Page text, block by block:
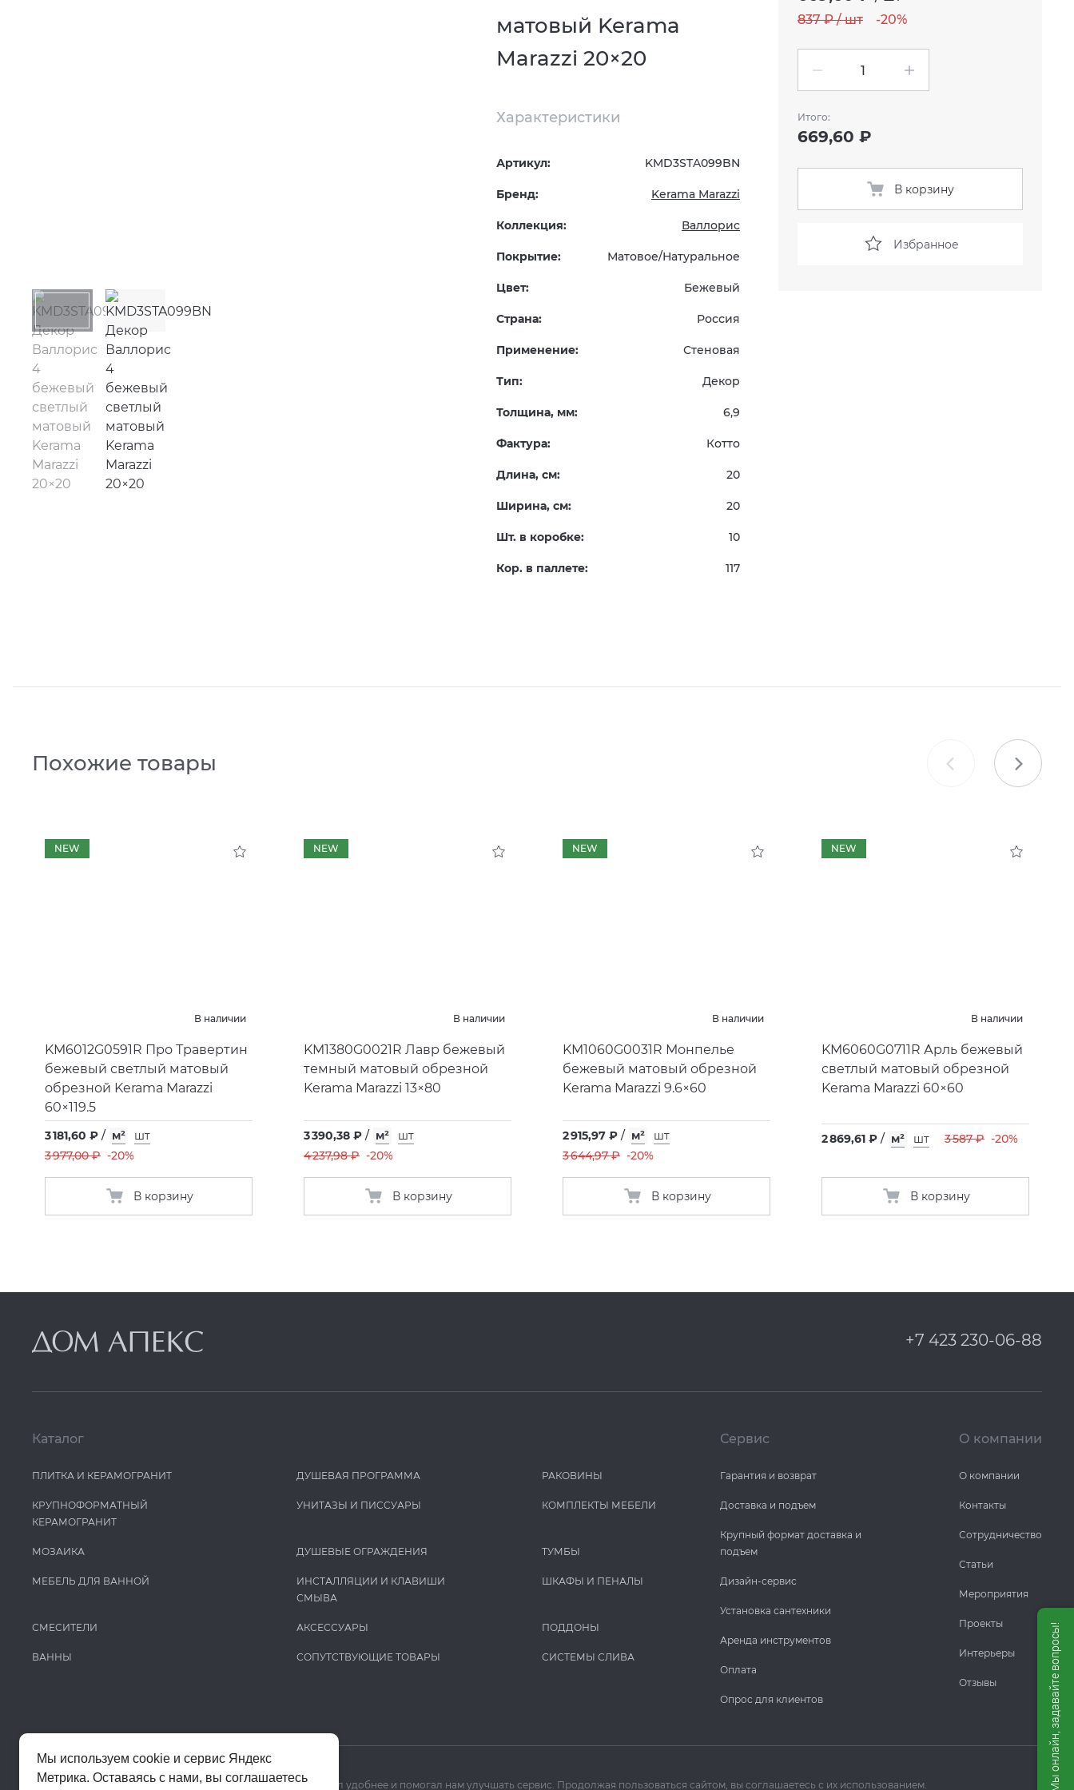
матовый Kerama
Marazzi 20×20
Характеристики
Артикул: KMD3STA099BN
Бренд: Kerama Marazzi
Коллекция: Валлорис
Покрытие: Матовое/Натуральное
Цвет: Бежевый
Страна: Россия
Применение: Стеновая
Тип: Декор
Толщина, мм: 6,9
Фактура: Котто
Длина, см: 20
Ширина, см: 20
Шт. в коробке: 10
Кор. в паллете: 117
837 ₽ / шт
-20%
Итого:
669,60 ₽
В корзину
Избранное
Похожие товары
NEW
В наличии
KM6012G0591R Про Травертин
бежевый светлый матовый
обрезной Kerama Marazzi
60×119.5
3 181,60 ₽ / м²
шт
3 977,00 ₽ -20%
В корзину
NEW
В наличии
KM1380G0021R Лавр бежевый
темный матовый обрезной
Kerama Marazzi 13×80
3 390,38 ₽ / м²
шт
4 237,98 ₽ -20%
В корзину
NEW
В наличии
KM1060G0031R Монпелье
бежевый матовый обрезной
Kerama Marazzi 9.6×60
2 915,97 ₽ / м²
шт
3 644,97 ₽ -20%
В корзину
NEW
В наличии
KM6060G0711R Арль бежевый
светлый матовый обрезной
Kerama Marazzi 60×60
2 869,61 ₽ / м² шт 3 587 ₽ -20%
В корзину
+7 423 230-06-88
Каталог
ПЛИТКА И КЕРАМОГРАНИТ
КРУПНОФОРМАТНЫЙ
КЕРАМОГРАНИТ
МОЗАИКА
МЕБЕЛЬ ДЛЯ ВАННОЙ
СМЕСИТЕЛИ
ВАННЫ
ДУШЕВАЯ ПРОГРАММА
УНИТАЗЫ И ПИCCУАРЫ
ДУШЕВЫЕ ОГРАЖДЕНИЯ
ИНСТАЛЛЯЦИИ И КЛАВИШИ
СМЫВА
АКСЕССУАРЫ
СОПУТСТВУЮЩИЕ ТОВАРЫ
РАКОВИНЫ
КОМПЛЕКТЫ МЕБЕЛИ
ТУМБЫ
ШКАФЫ И ПЕНАЛЫ
ПОДДОНЫ
СИСТЕМЫ СЛИВА
Сервис
Гарантия и возврат
Доставка и подъем
Крупный формат доставка и
подъем
Дизайн-сервис
Установка сантехники
Аренда инструментов
Оплата
Опрос для клиентов
О компании
О компании
Контакты
Сотрудничество
Статьи
Мероприятия
Проекты
Интерьеры
Отзывы
Мы используем cookie и Яндекс Метрику, чтобы сайт работал удобнее и помогал нам улучшать сервис. Продолжая пользоваться сайтом, вы соглашаетесь с их использованием.
Мы используем cookie и сервис Яндекс
Метрика. Оставаясь с нами, вы соглашаетесь
Мы онлайн, задавайте вопросы!